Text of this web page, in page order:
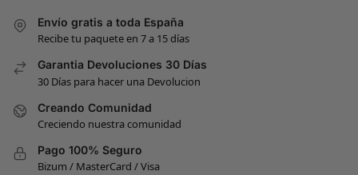
Envío gratis a toda España
Recibe tu paquete en 7 a 15 días
Garantia Devoluciones 30 Días
30 Días para hacer una Devolucion
Creando Comunidad
Creciendo nuestra comunidad
Pago 100% Seguro
Bizum / MasterCard / Visa